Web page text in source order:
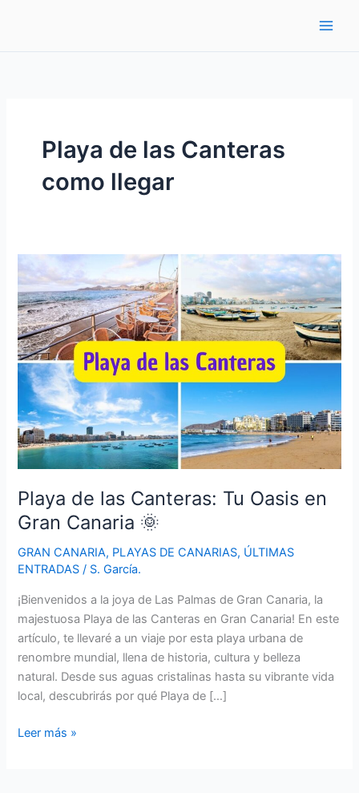
Playa de las Canteras
como llegar
Playa de las Canteras: Tu Oasis en
Gran Canaria 🌞
GRAN CANARIA, PLAYAS DE CANARIAS, ÚLTIMAS
ENTRADAS / S. García.
¡Bienvenidos a la joya de Las Palmas de Gran Canaria, la
majestuosa Playa de las Canteras en Gran Canaria! En este
artículo, te llevaré a un viaje por esta playa urbana de
renombre mundial, llena de historia, cultura y belleza
natural. Desde sus aguas cristalinas hasta su vibrante vida
local, descubrirás por qué Playa de […]
Playa
Leer más »